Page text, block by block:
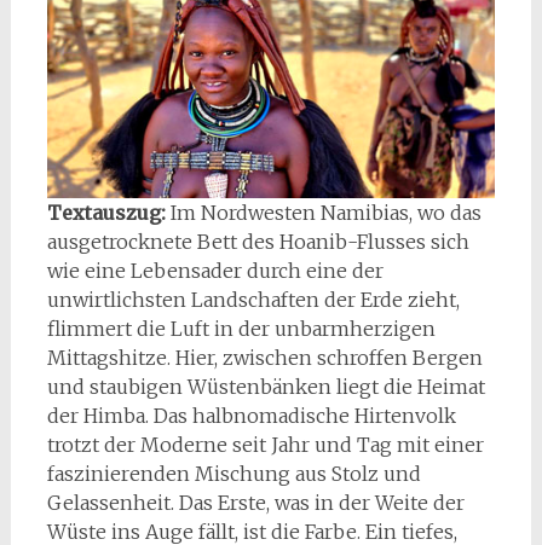
Textauszug: Im Nordwesten Namibias, wo das
ausgetrocknete Bett des Hoanib-Flusses sich
wie eine Lebensader durch eine der
unwirtlichsten Landschaften der Erde zieht,
flimmert die Luft in der unbarmherzigen
Mittagshitze. Hier, zwischen schroffen Bergen
und staubigen Wüstenbänken liegt die Heimat
der Himba. Das halbnomadische Hirtenvolk
trotzt der Moderne seit Jahr und Tag mit einer
faszinierenden Mischung aus Stolz und
Gelassenheit. Das Erste, was in der Weite der
Wüste ins Auge fällt, ist die Farbe. Ein tiefes,